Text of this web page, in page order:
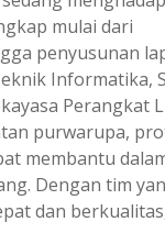
mulai dari
penyusunan
Informatika,
Perangkat
purwarupa,
membantu
Dengan tim
dan